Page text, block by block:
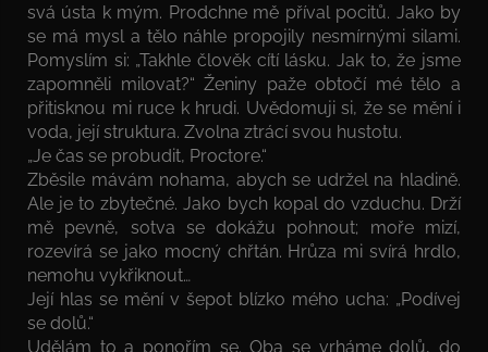
svá ústa k mým. Prodchne mě příval pocitů. Jako by
se má mysl a tělo náhle propojily nesmírnými silami.
Pomyslím si: „Takhle člověk cítí lásku. Jak to, že jsme
zapomněli milovat?“ Ženiny paže obtočí mé tělo a
přitisknou mi ruce k hrudi. Uvědomuji si, že se mění i
voda, její struktura. Zvolna ztrácí svou hustotu.
„Je čas se probudit, Proctore.“
Zběsile mávám nohama, abych se udržel na hladině.
Ale je to zbytečné. Jako bych kopal do vzduchu. Drží
mě pevně, sotva se dokážu pohnout; moře mizí,
rozevírá se jako mocný chřtán. Hrůza mi svírá hrdlo,
nemohu vykřiknout…
Její hlas se mění v šepot blízko mého ucha: „Podívej
se dolů.“
Udělám to a ponořím se. Oba se vrháme dolů, do